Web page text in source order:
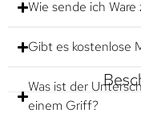
Wie sende ich
Gibt es kostenlose
Was ist der
einem Griff?